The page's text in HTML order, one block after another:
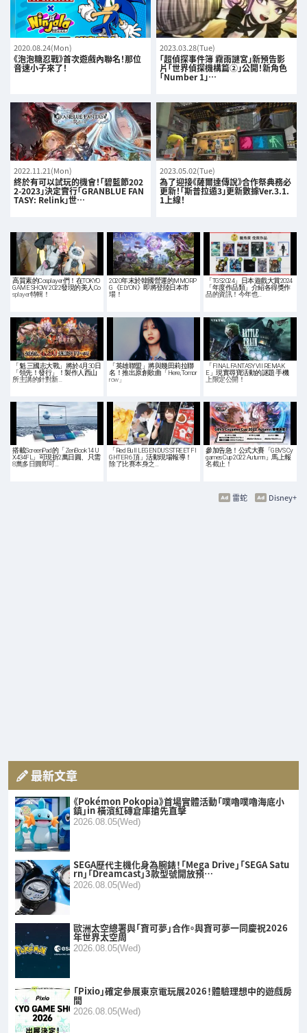
2020.08.24(Mon)
《泡泡糖忍戰》首次遊戲內聯名！那位
音速小子來了！
2023.03.28(Tue)
「超偵探事件簿 霧雨謎宮」新預告影
片「世界偵探機構篇②」公開！新角色
「Number 1」…
2022.11.21(Mon)
終於有可以試玩的機會！「碧藍節202
2-2023」決定實行「GRANBLUE FAN
TASY: Relink」世…
2023.05.02(Tue)
為了迎接《薩爾達傳說》合作祭典務必
更新！「斯普拉遁3」更新數據Ver.3.1.
1上線！
高質素的Cosplayer們！在TOKYO
GAME SHOW 2022發現的美人Co
splayer特輯！
2020年末於韓國營運的MMORP
G《ELYON》即將登陸日本市
場！
「TGS2024」日本遊戲大賞2024
「年度作品類」介紹各得獎作
品的資訊！今年也…
「魁 三國志大戰」將於4月30日
「領先！發行」！製作人西山
所主講的針對新…
「英雄聯盟」將與幾田莉拉聯
名！推出原創歌曲「Here, Tomor
row」
「FINAL FANTASY VII REMAK
E」現實尋寶活動的謎題 手機
上限定公開！
搭載ScreenPad的「ZenBook 14 U
X434FL」可現折2萬日圓、只需
8萬多日圓即可…
「Red Bull LEGENDUS STREET FI
GHTER 6 頂」活動現場報導！
除了比賽本身之…
參加告急！公式大賽「GBVS Cy
games Cup 2022 Autumn」馬上報
名截止！
Disney+
雷蛇
最新文章
《Pokémon Pokopia》首場實體活動「噗嚕噗嚕海底小
鎮」in 橫濱紅磚倉庫搶先直擊
2026.08.05(Wed)
SEGA歷代主機化身為腕錶！「Mega Drive」「SEGA Satu
rn」「Dreamcast」3款型號開放預…
2026.08.05(Wed)
歐洲太空總署與「寶可夢」合作。與寶可夢一同慶祝2026
年世界太空周
2026.08.05(Wed)
「Pixio」確定參展東京電玩展2026！體驗理想中的遊戲房
間
2026.08.05(Wed)